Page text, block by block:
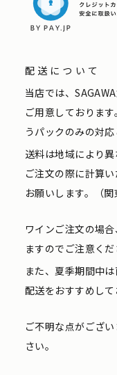
配送について
当店では、
ご用意しておりま
うパックのみの対
送料は地域により
ご注文の際に計算
お願いします。（関
ワインご注文の場
ますのでご注意くだ
また、夏季期間中
配送をおすすめして
ご不明な点がござ
さい。